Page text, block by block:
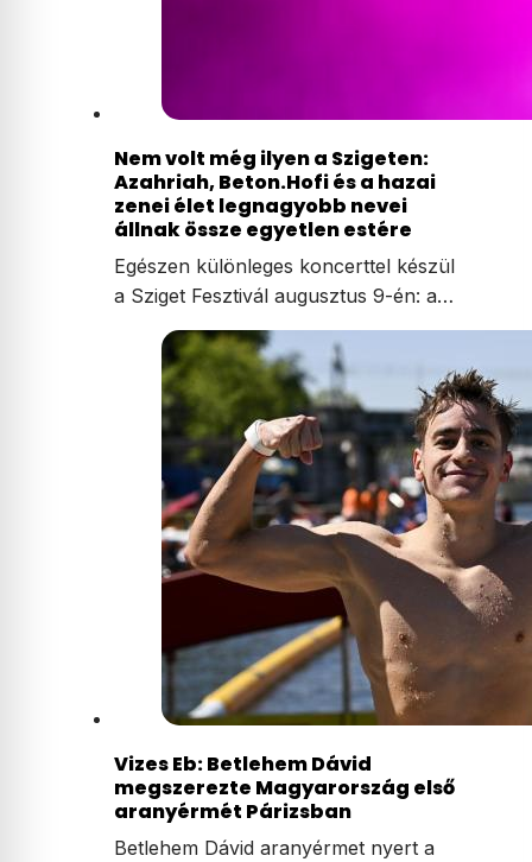
Nem volt még ilyen a Szigeten:
Azahriah, Beton.Hofi és a hazai
zenei élet legnagyobb nevei
állnak össze egyetlen estére
Egészen különleges koncerttel készül
a Sziget Fesztivál augusztus 9-én: a…
Vizes Eb: Betlehem Dávid
megszerezte Magyarország első
aranyérmét Párizsban
Betlehem Dávid aranyérmet nyert a